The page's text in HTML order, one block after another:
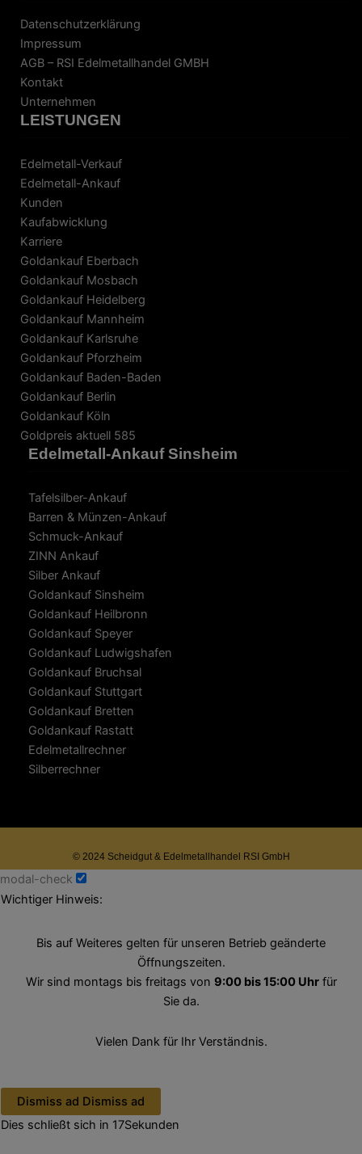
Datenschutzerklärung
Impressum
AGB – RSI Edelmetallhandel GMBH
Kontakt
Unternehmen
LEISTUNGEN
Edelmetall-Verkauf
Edelmetall-Ankauf
Kunden
Kaufabwicklung
Karriere
Goldankauf Eberbach
Goldankauf Mosbach
Goldankauf Heidelberg
Goldankauf Mannheim
Goldankauf Karlsruhe
Goldankauf Pforzheim
Goldankauf Baden-Baden
Goldankauf Berlin
Goldankauf Köln
Goldpreis aktuell 585
Edelmetall-Ankauf Sinsheim
Tafelsilber-Ankauf
Barren & Münzen-Ankauf
Schmuck-Ankauf
ZINN Ankauf
Silber Ankauf
Goldankauf Sinsheim
Goldankauf Heilbronn
Goldankauf Speyer
Goldankauf Ludwigshafen
Goldankauf Bruchsal
Goldankauf Stuttgart
Goldankauf Bretten
Goldankauf Rastatt
Edelmetallrechner
Silberrechner
© 2024 Scheidgut & Edelmetallhandel RSI GmbH
modal-check
Wichtiger Hinweis:
Bis auf Weiteres gelten für unseren Betrieb geänderte
Öffnungszeiten.
Wir sind montags bis freitags von 9:00 bis 15:00 Uhrfür
Sie da.
Vielen Dank für Ihr Verständnis.
Dismiss ad Dismiss ad
Dies schließt sich in 16Sekunden